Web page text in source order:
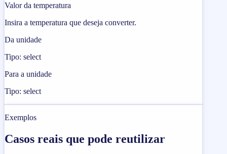
Valor da temperatura
Insira a temperatura que deseja converter.
Da unidade
Tipo: select
Para a unidade
Tipo: select
Exemplos
Casos reais que pode reutilizar